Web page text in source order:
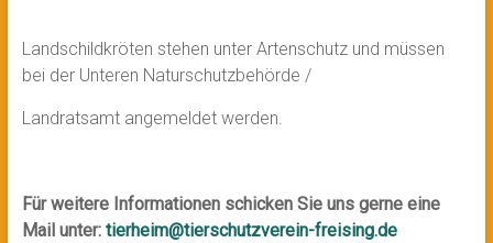
Landschildkröten stehen unter Artenschutz und müssen
bei der Unteren Naturschutzbehörde /
Landratsamt angemeldet werden.
Für weitere Informationen schicken Sie uns gerne eine
Mail unter: tierheim@tierschutzverein-freising.de